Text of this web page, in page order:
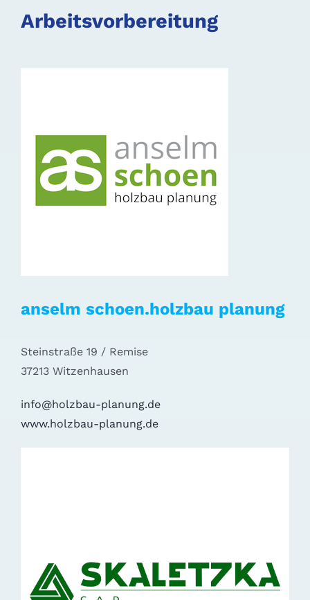
Arbeitsvorbereitung
anselm schoen.holzbau planung
Steinstraße 19 / Remise
37213 Witzenhausen
info@holzbau-planung.de
www.holzbau-planung.de